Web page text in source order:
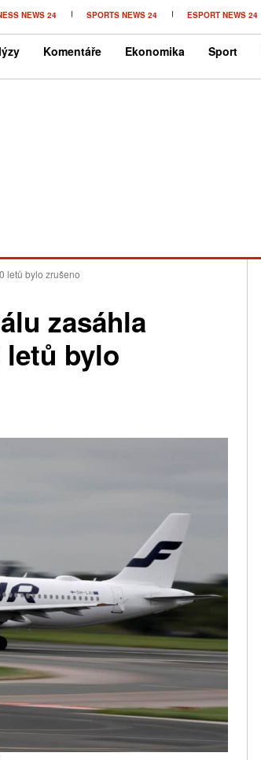
NEWS 24 SPORTS NEWS 24 ESPORT NEWS 24
Komentáře Ekonomika Sport
letů bylo zrušeno
zasáhla
bylo